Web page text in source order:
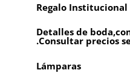
Regalo Institucional
Detalles de
.Consultar precios
Lámparas